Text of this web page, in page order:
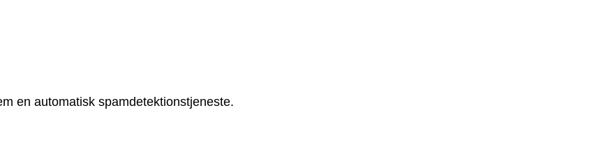
en automatisk spamdetektionstjeneste.